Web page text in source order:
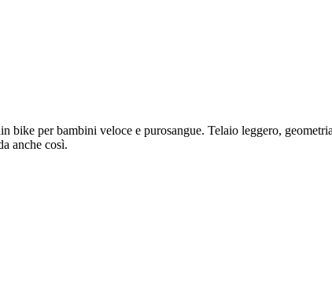
per bambini veloce e purosangue. Telaio leggero,
anche così.